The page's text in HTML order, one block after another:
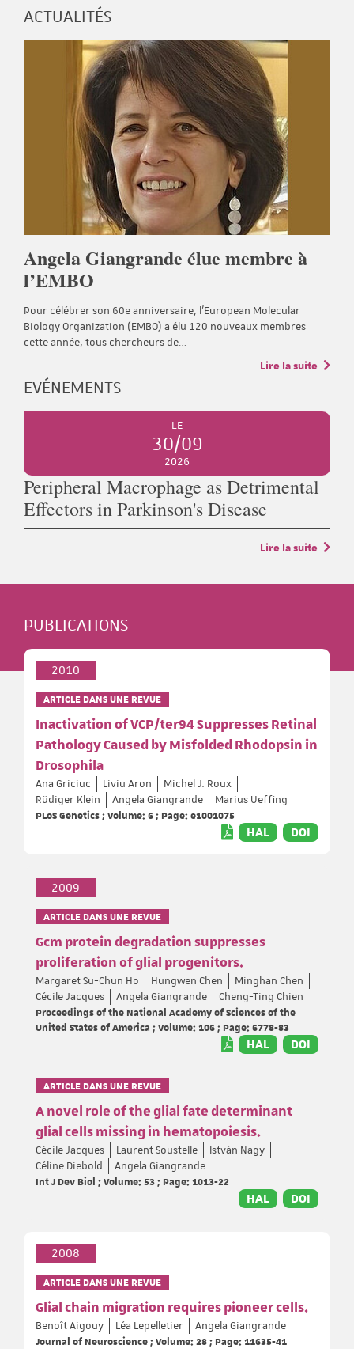
ACTUALITÉS
Angela Giangrande élue membre à
l’EMBO
Pour célébrer son 60e anniversaire, l'European Molecular
Biology Organization (EMBO) a élu 120 nouveaux membres
cette année, tous chercheurs de…
Lire la suite
EVÉNEMENTS
LE
30/09
2026
Peripheral Macrophage as Detrimental
Effectors in Parkinson's Disease
Lire la suite
PUBLICATIONS
2010
ARTICLE DANS UNE REVUE
Inactivation of VCP/ter94 Suppresses Retinal
Pathology Caused by Misfolded Rhodopsin in
Drosophila
Ana Griciuc Liviu Aron
Michel J. Roux
Rüdiger Klein
Angela Giangrande
Marius Ueffing
PLoS Genetics ; Volume: 6 ; Page: e1001075
HAL DOI
2009
ARTICLE DANS UNE REVUE
Gcm protein degradation suppresses
proliferation of glial progenitors.
Margaret Su-Chun Ho Hungwen Chen
Minghan Chen
Cécile Jacques
Angela Giangrande
Cheng-Ting Chien
Proceedings of the National Academy of Sciences of the
United States of America ; Volume: 106 ; Page: 6778-83
HAL DOI
ARTICLE DANS UNE REVUE
A novel role of the glial fate determinant
glial cells missing in hematopoiesis.
Cécile Jacques Laurent Soustelle
István Nagy
Céline Diebold
Angela Giangrande
Int J Dev Biol ; Volume: 53 ; Page: 1013-22
HAL DOI
2008
ARTICLE DANS UNE REVUE
Glial chain migration requires pioneer cells.
Benoît Aigouy Léa Lepelletier
Angela Giangrande
Journal of Neuroscience ; Volume: 28 ; Page: 11635-41